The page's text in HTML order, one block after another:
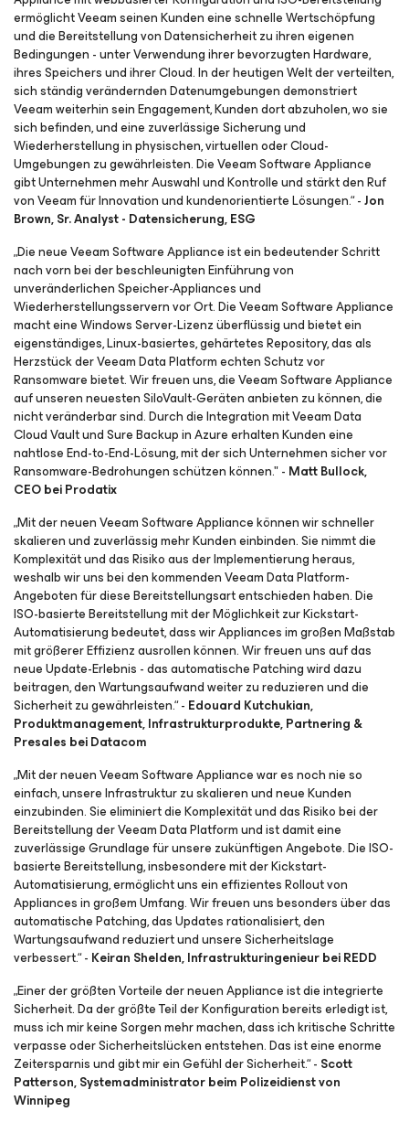
ermöglicht Veeam seinen Kunden eine schnelle Wertschöpfung
und die Bereitstellung von Datensicherheit zu ihren eigenen
Bedingungen - unter Verwendung ihrer bevorzugten Hardware,
ihres Speichers und ihrer Cloud. In der heutigen Welt der verteilten,
sich ständig verändernden Datenumgebungen demonstriert
Veeam weiterhin sein Engagement, Kunden dort abzuholen, wo sie
sich befinden, und eine zuverlässige Sicherung und
Wiederherstellung in physischen, virtuellen oder Cloud-
Umgebungen zu gewährleisten. Die Veeam Software Appliance
gibt Unternehmen mehr Auswahl und Kontrolle und stärkt den Ruf
von Veeam für Innovation und kundenorientierte Lösungen.“ -Jon
Brown, Sr. Analyst - Datensicherung, ESG
„Die neue Veeam Software Appliance ist ein bedeutender Schritt
nach vorn bei der beschleunigten Einführung von
unveränderlichen Speicher-Appliances und
Wiederherstellungsservern vor Ort. Die Veeam Software Appliance
macht eine Windows Server-Lizenz überflüssig und bietet ein
eigenständiges, Linux-basiertes, gehärtetes Repository, das als
Herzstück der Veeam Data Platform echten Schutz vor
Ransomware bietet. Wir freuen uns, die Veeam Software Appliance
auf unseren neuesten SiloVault-Geräten anbieten zu können, die
nicht veränderbar sind. Durch die Integration mit Veeam Data
Cloud Vault und Sure Backup in Azure erhalten Kunden eine
nahtlose End-to-End-Lösung, mit der sich Unternehmen sicher vor
Ransomware-Bedrohungen schützen können." - Matt Bullock,
CEO bei Prodatix
„Mit der neuen Veeam Software Appliance können wir schneller
skalieren und zuverlässig mehr Kunden einbinden. Sie nimmt die
Komplexität und das Risiko aus der Implementierung heraus,
weshalb wir uns bei den kommenden Veeam Data Platform-
Angeboten für diese Bereitstellungsart entschieden haben. Die
ISO-basierte Bereitstellung mit der Möglichkeit zur Kickstart-
Automatisierung bedeutet, dass wir Appliances im großen Maßstab
mit größerer Effizienz ausrollen können. Wir freuen uns auf das
neue Update-Erlebnis - das automatische Patching wird dazu
beitragen, den Wartungsaufwand weiter zu reduzieren und die
Sicherheit zu gewährleisten.“ - Edouard Kutchukian,
Produktmanagement, Infrastrukturprodukte, Partnering &
Presales bei Datacom
„Mit der neuen Veeam Software Appliance war es noch nie so
einfach, unsere Infrastruktur zu skalieren und neue Kunden
einzubinden. Sie eliminiert die Komplexität und das Risiko bei der
Bereitstellung der Veeam Data Platform und ist damit eine
zuverlässige Grundlage für unsere zukünftigen Angebote. Die ISO-
basierte Bereitstellung, insbesondere mit der Kickstart-
Automatisierung, ermöglicht uns ein effizientes Rollout von
Appliances in großem Umfang. Wir freuen uns besonders über das
automatische Patching, das Updates rationalisiert, den
Wartungsaufwand reduziert und unsere Sicherheitslage
verbessert.“ - Keiran Shelden, Infrastrukturingenieur bei REDD
„Einer der größten Vorteile der neuen Appliance ist die integrierte
Sicherheit. Da der größte Teil der Konfiguration bereits erledigt ist,
muss ich mir keine Sorgen mehr machen, dass ich kritische Schritte
verpasse oder Sicherheitslücken entstehen. Das ist eine enorme
Zeitersparnis und gibt mir ein Gefühl der Sicherheit.“ - Scott
Patterson, Systemadministrator beim Polizeidienst von
Winnipeg